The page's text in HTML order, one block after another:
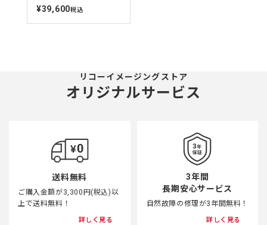
定
¥39,600税込
リコーイメージングストア
オリジナルサービス
送料無料
ご購入金額が3,300円(税込)以
上で送料無料！
詳しく見る
3年間
長期安心サービス
自然故障の修理が3年間無料！
詳しく見る